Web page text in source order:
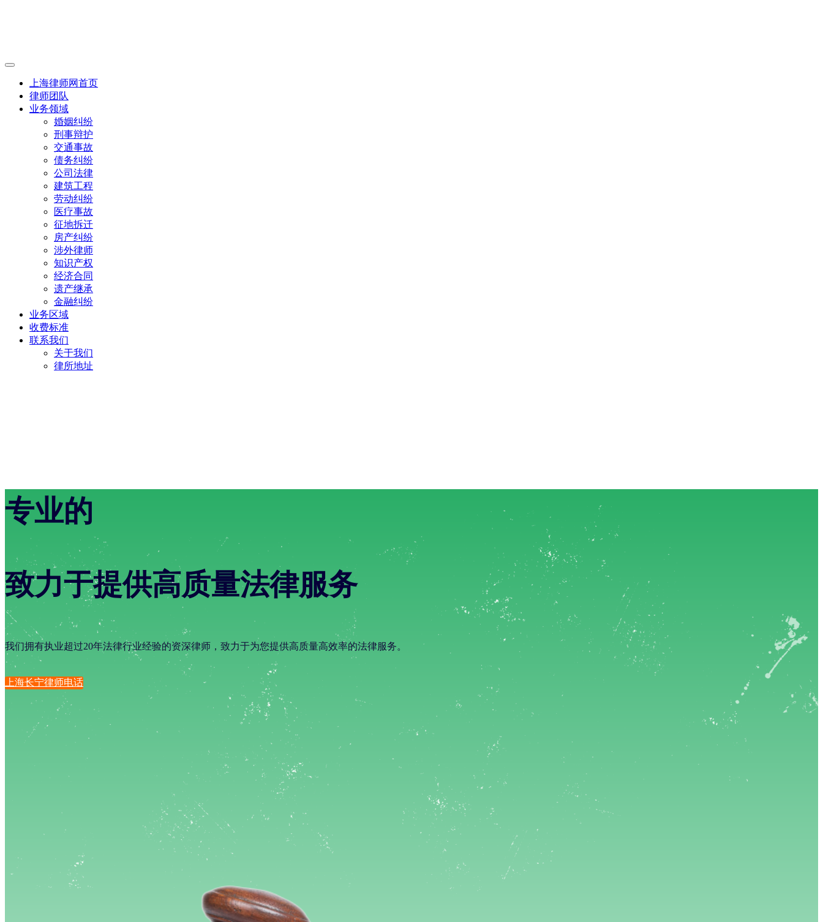
上海律师网首页
律师团队
业务领域
婚姻纠纷
刑事辩护
交通事故
债务纠纷
公司法律
建筑工程
劳动纠纷
医疗事故
征地拆迁
房产纠纷
涉外律师
知识产权
经济合同
遗产继承
金融纠纷
业务区域
收费标准
联系我们
关于我们
律所地址
专业的
致力于提供高质量法律服务
我们拥有执业超过20年法律行业经验的资深律师，致力于为您提供高质量高效率的法律服务。
上海长宁律师电话